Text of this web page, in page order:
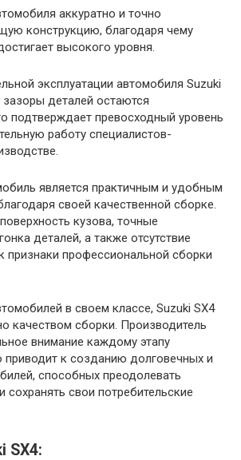
аккуратно и точно
конструкцию, благодаря чему
высокого уровня.
эксплуатации автомобиля Suzuki
зазоры деталей остаются
подтверждает превосходный уровень
работу специалистов-
является практичным и удобным
своей качественной сборке.
кузова, точные
деталей, а также отсутствие
признаки профессиональной сборки
в своем классе, Suzuki SX4
качеством сборки. Производитель
внимание каждому этапу
приводит к созданию долговечных и
способных преодолевать
сохранять свои потребительские
SX4: